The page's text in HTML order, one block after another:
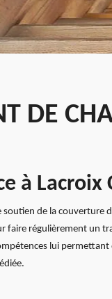
DE
à
soutien de la
faire régulièrement un
lui